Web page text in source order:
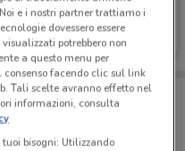
con te!
dei negozi vicino a te,
del risparmio, comodamente
e i nostri partner trattiamo i
dovessero essere
potrebbero non
a questo menu per
facendo clic sul link
Tali scelte avranno effetto nel
informazioni, consulta
bisogni: Utilizzando